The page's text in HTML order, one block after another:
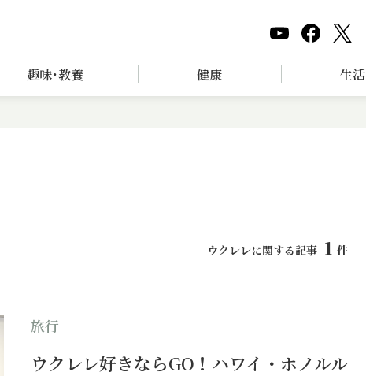
趣味･教養 健康 生活
ウクレレに関する記事 1 件
旅行
ウクレレ好きならGO！ハワイ・ホノルル